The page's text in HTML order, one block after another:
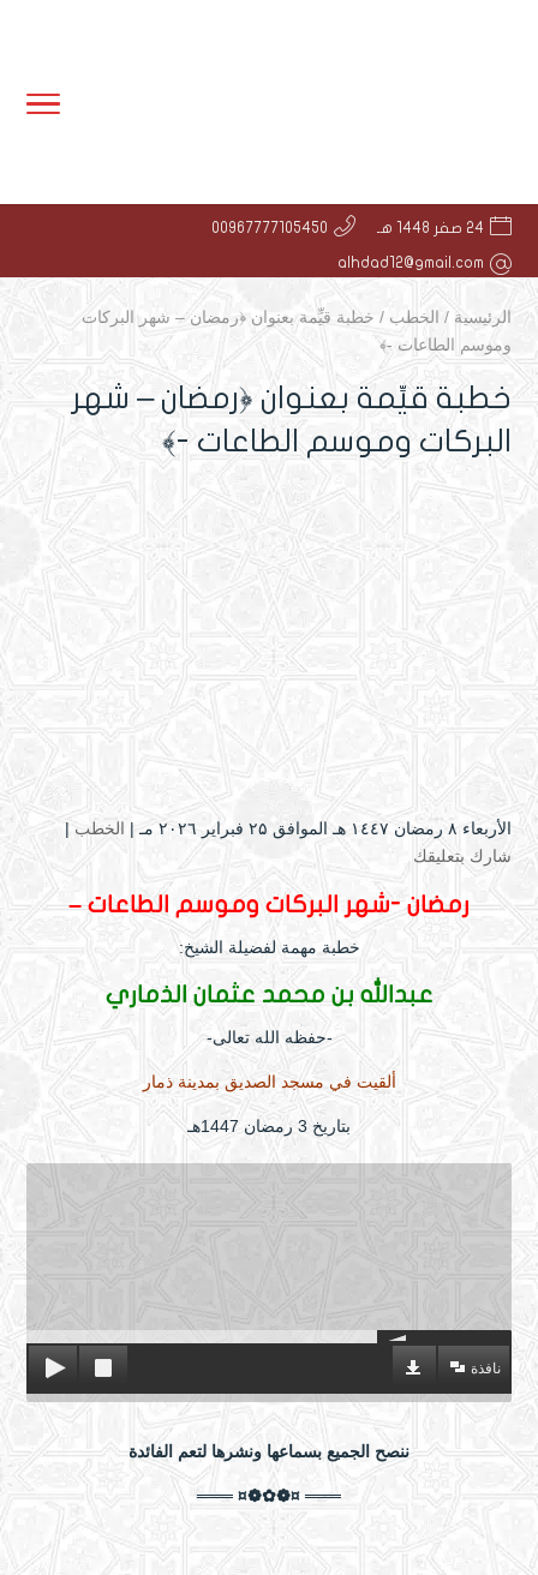
24 صفر 1448 هـ 00967777105450
alhdad12@gmail.com
الرئيسية / الخطب / خطبة قيِّمة بعنوان ﴿رمضان – شهر البركات
وموسم الطاعات -﴾
خطبة قيِّمة بعنوان ﴿رمضان – شهر
البركات وموسم الطاعات -﴾
الأربعاء ۸ رمضان ۱٤٤۷ هـ الموافق ۲۵ فبراير ۲۰۲٦ مـ | الخطب|
شارك بتعليقك
رمضان -شهر البركات وموسم الطاعات –
خطبة مهمة لفضيلة الشيخ:
عبدالله بن محمد عثمان الذماري
-حفظه الله تعالى-
ألقيت في مسجد الصديق بمدينة ذمار
بتاريخ 3 رمضان 1447هـ
نافذة
ننصح الجميع بسماعها ونشرها لتعم الفائدة
═══ ¤❁✿❁¤ ═══